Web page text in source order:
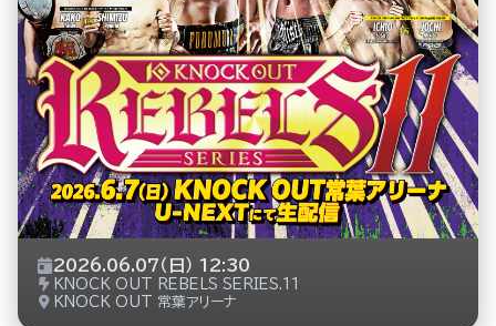
2026.06.07（日） 12:30
KNOCK OUT REBELS SERIES.11
KNOCK OUT 常葉アリーナ